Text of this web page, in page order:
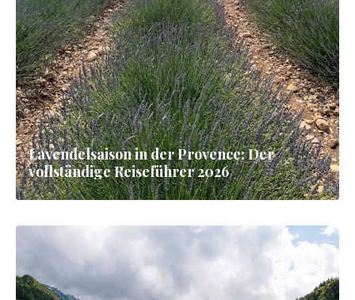
Lavendelsaison in der Provence: Der
vollständige Reiseführer 2026